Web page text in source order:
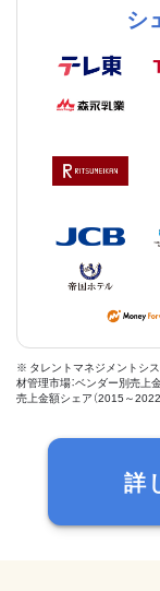
シ
※ タレントマネジメントシス
材管理市場：ベンダー別売上
売上金額シェア（2015～2022
詳